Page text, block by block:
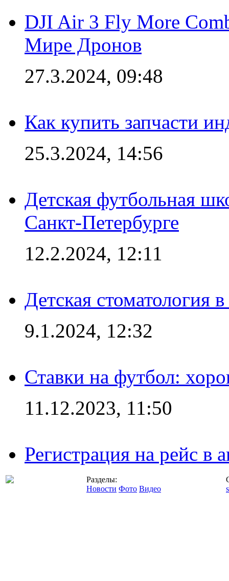
DJI Air 3 Fly More
Мире Дронов
27.3.2024, 09:48
Как купить запчасти
25.3.2024, 14:56
Детская футбольная
Санкт-Петербурге
12.2.2024, 12:11
Детская стоматология
9.1.2024, 12:32
Ставки на футбол:
11.12.2023, 11:50
Регистрация на рейс в
Разделы:
Новости Фото Видео